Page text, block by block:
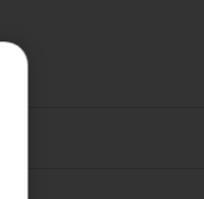
Wir bieten eine